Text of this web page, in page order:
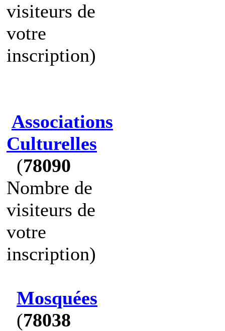
visiteurs de
votre
inscription)
Associations
Culturelles
(78090
Nombre de
visiteurs de
votre
inscription)
Mosquées
(78038